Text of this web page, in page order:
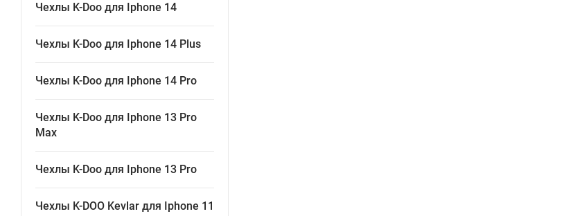
Чехлы K-Doo для Iphone 14
Чехлы K-Doo для Iphone 14 Plus
Чехлы K-Doo для Iphone 14 Pro
Чехлы K-Doo для Iphone 13 Pro
Max
Чехлы K-Doo для Iphone 13 Pro
Чехлы K-DOO Kevlar для Iphone 11